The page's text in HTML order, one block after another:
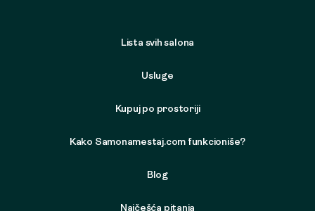
Lista svih salona
Usluge
Kupuj po prostoriji
Kako Samonamestaj.com funkcioniše?
Blog
Najčešća pitanja